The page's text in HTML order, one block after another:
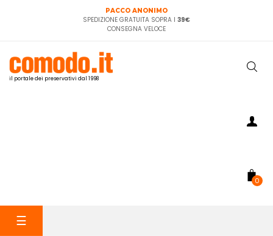
PACCO ANONIMO
SPEDIZIONE GRATUITA SOPRA I 39€
CONSEGNA VELOCE
il portale dei preservativi dal 1998
0
navigazione
☰